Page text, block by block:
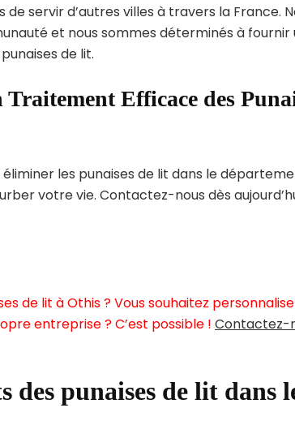
servir d’autres villes à travers la France.
et nous sommes déterminés à fournir
de lit.
Efficace des
les punaises de lit dans le
votre vie. Contactez-nous dès
de lit à Othis ? Vous souhaitez
entreprise ? C’est possible ! Contactez-
des punaises de lit dans